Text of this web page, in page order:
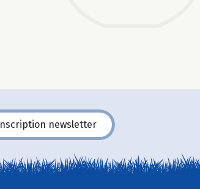
Inscription newsletter